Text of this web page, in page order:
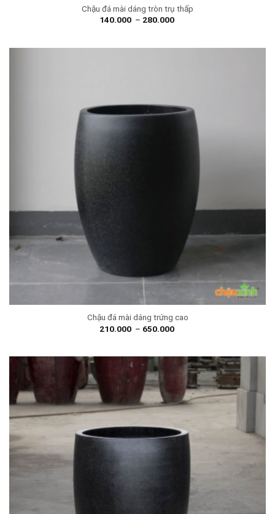
Chậu đá mài dáng tròn trụ thấp
140.000 – 280.000
Chậu đá mài dáng trứng cao
210.000 – 650.000